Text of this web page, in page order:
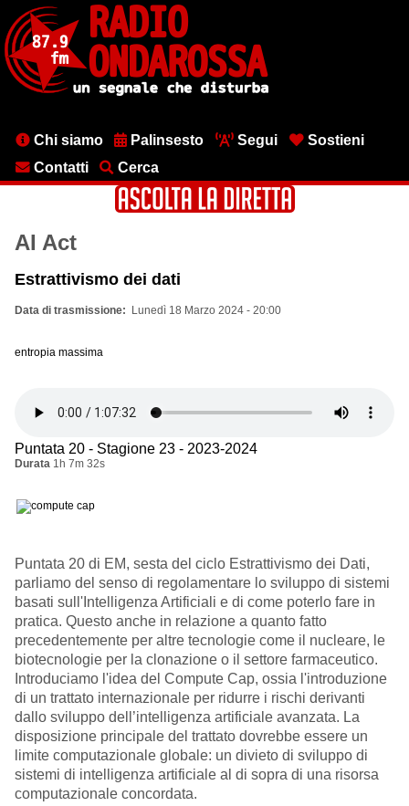
contenuto
principale
MenuChi siamo Palinsesto Segui
Sostieni
Contatti
Cerca
AI Act
Estrattivismo dei dati
Data di trasmissione Lunedì 18 Marzo 2024 - 20:00
entropia massima
Puntata 20 - Stagione 23 - 2023-2024
Durata 1h 7m 32s
Puntata 20 di EM, sesta del ciclo Estrattivismo dei Dati,
parliamo del senso di regolamentare lo sviluppo di sistemi
basati sull'Intelligenza Artificiali e di come poterlo fare in
pratica. Questo anche in relazione a quanto fatto
precedentemente per altre tecnologie come il nucleare, le
biotecnologie per la clonazione o il settore farmaceutico.
Introduciamo l'idea del Compute Cap, ossia l'introduzione
di un trattato internazionale per ridurre i rischi derivanti
dallo sviluppo dell’intelligenza artificiale avanzata. La
disposizione principale del trattato dovrebbe essere un
limite computazionale globale: un divieto di sviluppo di
sistemi di intelligenza artificiale al di sopra di una risorsa
computazionale concordata.